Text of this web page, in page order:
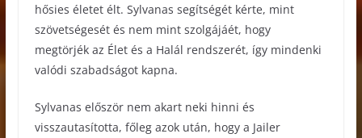
hősies életet élt. Sylvanas segítségét kérte, mint
szövetségesét és nem mint szolgájáét, hogy
megtörjék az Élet és a Halál rendszerét, így mindenki
valódi szabadságot kapna.
Sylvanas először nem akart neki hinni és
visszautasította, főleg azok után, hogy a Jailer